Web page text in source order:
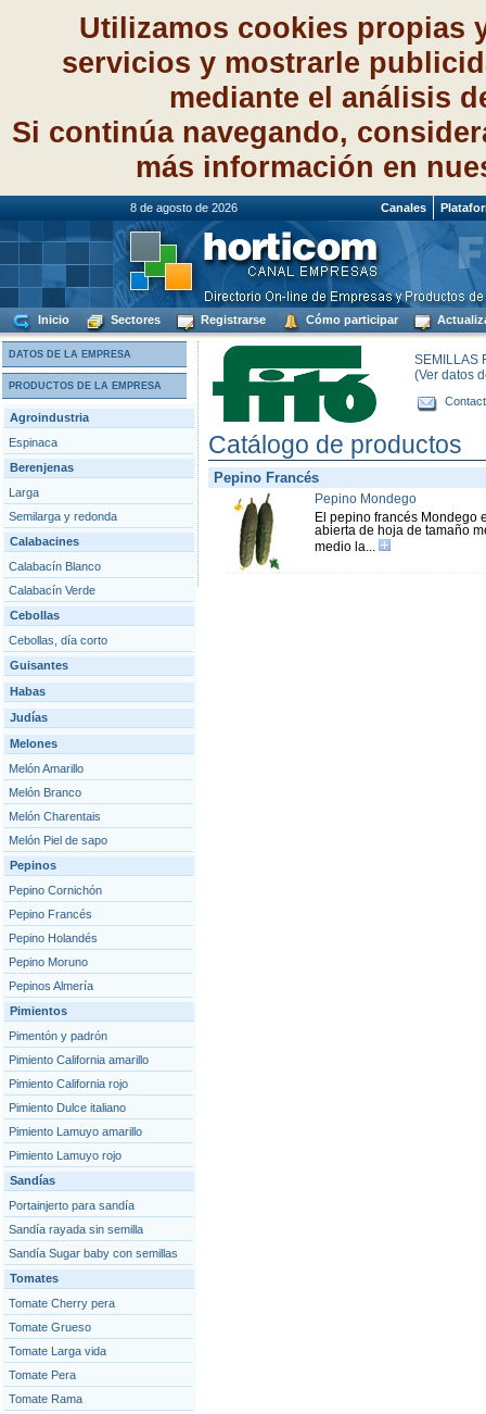
Utilizamos cookies propias
servicios y mostrarle
mediante el análisis
Si continúa navegando,
más información en
8 de agosto de 2026 Canales
Inicio Sectores Registrarse Cómo participar
DATOS DE LA EMPRESA
PRODUCTOS DE LA EMPRESA
Agroindustria
Espinaca
Berenjenas
Larga
Semilarga y redonda
Calabacines
Calabacín Blanco
Calabacín Verde
Cebollas
Cebollas, día corto
Guisantes
Habas
Judías
Melones
Melón Amarillo
Melón Branco
Melón Charentais
Melón Piel de sapo
Pepinos
Pepino Cornichón
Pepino Francés
Pepino Holandés
Pepino Moruno
Pepinos Almería
Pimientos
Pimentón y padrón
Pimiento California amarillo
Pimiento California rojo
Pimiento Dulce italiano
Pimiento Lamuyo amarillo
Pimiento Lamuyo rojo
Sandías
Portainjerto para sandía
Sandía rayada sin semilla
Sandía Sugar baby con semillas
Tomates
Tomate Cherry pera
Tomate Grueso
Tomate Larga vida
Tomate Pera
Tomate Rama
SEMILLAS
(Ver datos
Catálogo de productos
Pepino Francés
Pepino Mondego
El pepino francés Mondego
abierta de hoja de tamaño
medio la...